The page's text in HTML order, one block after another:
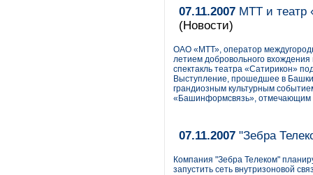
07.11.2007 МТТ и театр
(Новости)
ОАО «МТТ», оператор
летием добровольного
спектакль театра «Сатирикон»
Выступление, прошедшее в
грандиозным культурным
«Башинформсвязь», отмечающим
07.11.2007 "Зебра
Компания "Зебра Телеком"
запустить сеть внутризоновой